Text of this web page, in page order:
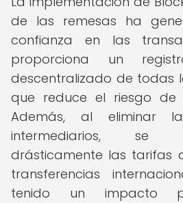
de las remesas ha
confianza en las
proporciona un
descentralizado de todas
que reduce el riesgo de
Además, al eliminar
intermediarios, se
drásticamente las tarifas
transferencias
tenido un impacto